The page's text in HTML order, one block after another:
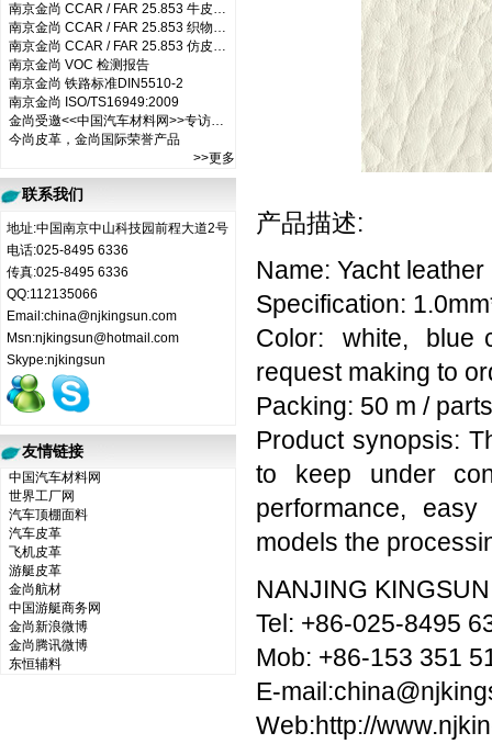
南京金尚 CCAR / FAR 25.853 牛皮…
南京金尚 CCAR / FAR 25.853 织物…
南京金尚 CCAR / FAR 25.853 仿皮…
南京金尚 VOC 检测报告
南京金尚 铁路标准DIN5510-2
南京金尚 ISO/TS16949:2009
金尚受邀<<中国汽车材料网>>专访…
今尚皮革，金尚国际荣誉产品
>>更多
联系我们
地址:中国南京中山科技园前程大道2号
电话:025-8495 6336
传真:025-8495 6336
QQ:112135066
Email:china@njkingsun.com
Msn:njkingsun@hotmail.com
Skype:njkingsun
友情链接
中国汽车材料网
世界工厂网
汽车顶棚面料
汽车皮革
飞机皮革
游艇皮革
金尚航材
中国游艇商务网
金尚新浪微博
金尚腾讯微博
东恒辅料
产品描述:
Name: Yacht leather
Specification:
Color: white, blue
request making to
Packing: 50 m /
Product synopsis:
to keep under
performance,
models the
NANJING
Tel: +86-025-8495
Mob: +86-153 351
E-
Web:http://